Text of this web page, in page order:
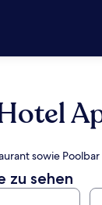
sowie Poolbar
zu sehen